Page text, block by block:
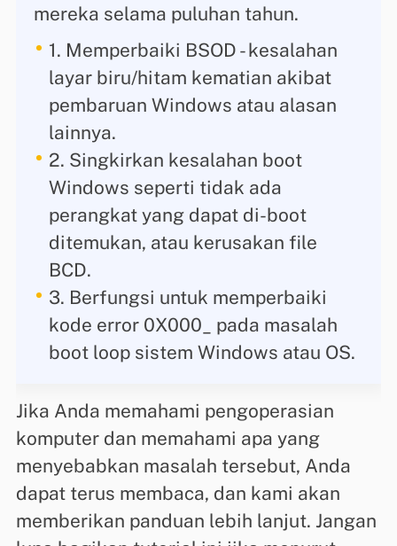
mereka selama puluhan tahun.
1. Memperbaiki BSOD - kesalahan
layar biru/hitam kematian akibat
pembaruan Windows atau alasan
lainnya.
2. Singkirkan kesalahan boot
Windows seperti tidak ada
perangkat yang dapat di-boot
ditemukan, atau kerusakan file
BCD.
3. Berfungsi untuk memperbaiki
kode error 0X000_ pada masalah
boot loop sistem Windows atau OS.
Jika Anda memahami pengoperasian
komputer dan memahami apa yang
menyebabkan masalah tersebut, Anda
dapat terus membaca, dan kami akan
memberikan panduan lebih lanjut. Jangan